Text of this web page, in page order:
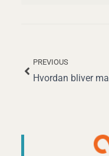
Tidligere
PREVIOUS